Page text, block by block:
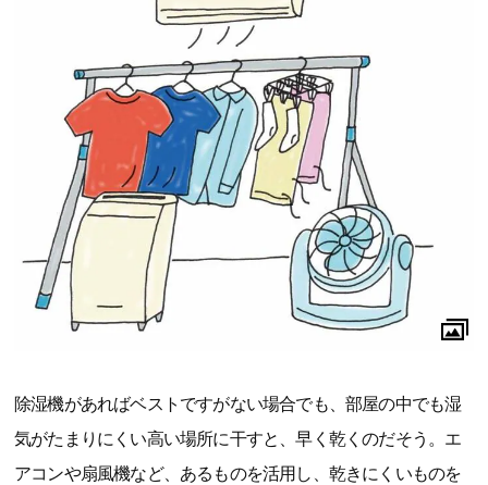
除湿機があればベストですがない場合でも、部屋の中でも湿
気がたまりにくい高い場所に干すと、早く乾くのだそう。エ
アコンや扇風機など、あるものを活用し、乾きにくいものを